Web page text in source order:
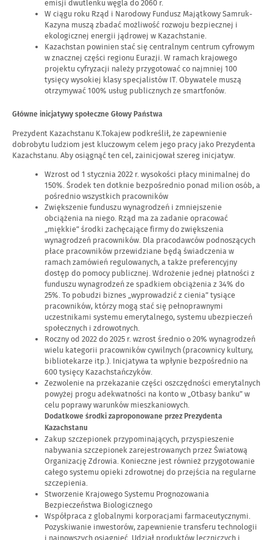
emisji dwutlenku węgla do 2060 r.
W ciągu roku Rząd i Narodowy Fundusz Majątkowy Samruk-
Kazyna muszą zbadać możliwość rozwoju bezpiecznej i
ekologicznej energii jądrowej w Kazachstanie.
Kazachstan powinien stać się centralnym centrum cyfrowym
w znacznej części regionu Eurazji. W ramach krajowego
projektu cyfryzacji należy przygotować co najmniej 100
tysięcy wysokiej klasy specjalistów IT. Obywatele muszą
otrzymywać 100% usług publicznych ze smartfonów.
Główne inicjatywy społeczne Głowy Państwa
Prezydent Kazachstanu K.Tokajew podkreślił, że zapewnienie
dobrobytu ludziom jest kluczowym celem jego pracy jako Prezydenta
Kazachstanu. Aby osiągnąć ten cel, zainicjował szereg inicjatyw.
Wzrost od 1 stycznia 2022 r. wysokości płacy minimalnej do
150%. Środek ten dotknie bezpośrednio ponad milion osób, a
pośrednio wszystkich pracowników
Zwiększenie funduszu wynagrodzeń i zmniejszenie
obciążenia na niego. Rząd ma za zadanie opracować
„miękkie” środki zachęcające firmy do zwiększenia
wynagrodzeń pracowników. Dla pracodawców podnoszących
płace pracowników przewidziane będą świadczenia w
ramach zamówień regulowanych, a także preferencyjny
dostęp do pomocy publicznej. Wdrożenie jednej płatności z
funduszu wynagrodzeń ze spadkiem obciążenia z 34% do
25%. To pobudzi biznes „wyprowadzić z cienia” tysiące
pracowników, którzy mogą stać się pełnoprawnymi
uczestnikami systemu emerytalnego, systemu ubezpieczeń
społecznych i zdrowotnych.
Roczny od 2022 do 2025 r. wzrost średnio o 20% wynagrodzeń
wielu kategorii pracowników cywilnych (pracownicy kultury,
bibliotekarze itp.). Inicjatywa ta wpłynie bezpośrednio na
600 tysięcy Kazachstańczyków.
Zezwolenie na przekazanie części oszczędności emerytalnych
powyżej progu adekwatności na konto w „Otbasy banku” w
celu poprawy warunków mieszkaniowych.
Dodatkowe środki zaproponowane przez Prezydenta
Kazachstanu
Zakup szczepionek przypominających, przyspieszenie
nabywania szczepionek zarejestrowanych przez Światową
Organizację Zdrowia. Konieczne jest również przygotowanie
całego systemu opieki zdrowotnej do przejścia na regularne
szczepienia.
Stworzenie Krajowego Systemu Prognozowania
Bezpieczeństwa Biologicznego
Współpraca z globalnymi korporacjami farmaceutycznymi.
Pozyskiwanie inwestorów, zapewnienie transferu technologii